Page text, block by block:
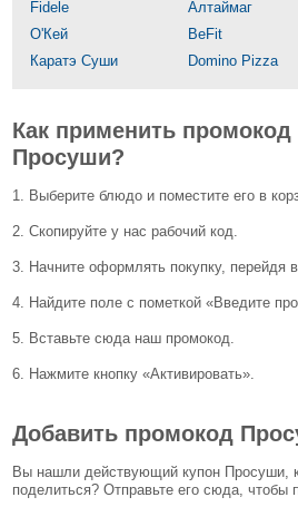
Fidele
Алтаймаг
О'Кей
BeFit
Каратэ Суши
Domino Pizza
Как применить промокод
Просуши?
1. Выберите блюдо и поместите его в
2. Скопируйте у нас рабочий код.
3. Начните оформлять покупку, перейдя в
4. Найдите поле с пометкой «Введите
5. Вставьте сюда наш промокод.
6. Нажмите кнопку «Активировать».
Добавить промокод
Вы нашли действующий купон Просуши,
поделиться? Отправьте его сюда, чтобы